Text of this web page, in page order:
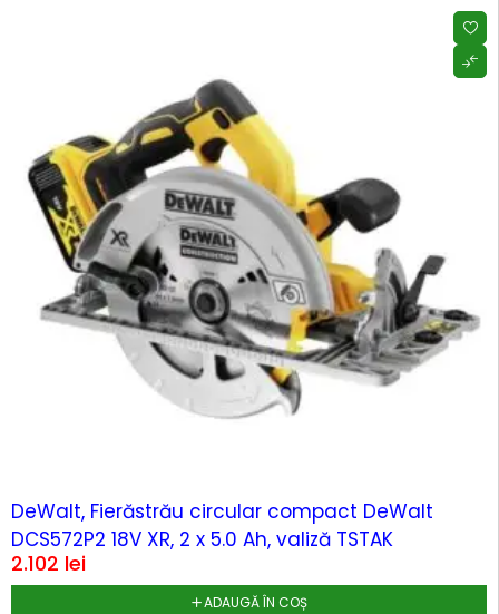
DeWalt, Fierăstrău circular compact DeWalt
DCS572P2 18V XR, 2 x 5.0 Ah, valiză TSTAK
2.102 lei
ADAUGĂ ÎN COȘ